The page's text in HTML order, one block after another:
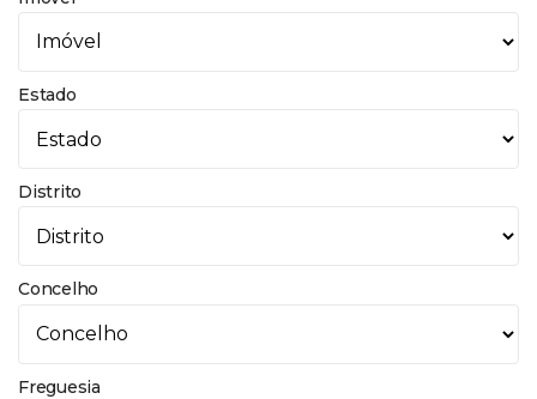
Estado
Distrito
Concelho
Freguesia